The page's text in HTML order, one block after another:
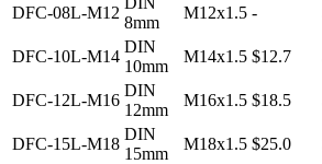
DFC-08L-M12
8mm
M12x1.5 -
DFC-10L-M14
DIN
10mm
M14x1.5 $12.7
DFC-12L-M16
DIN
12mm
M16x1.5 $18.5
DFC-15L-M18
DIN
15mm
M18x1.5 $25.0